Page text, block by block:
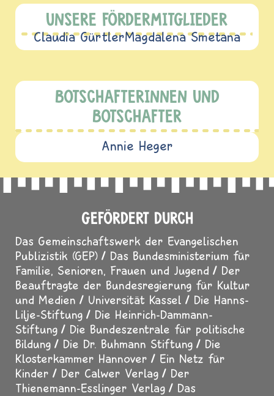
UNSERE FÖRDERMITGLIEDER
Claudia GürtlerMagdalena Smetana
BOTSCHAFTERINNEN UND
BOTSCHAFTER
Annie Heger
GEFÖRDERT DURCH
Das Gemeinschaftswerk der Evangelischen
Publizistik (GEP)
Das Bundesministerium für
Familie, Senioren, Frauen und Jugend
Der
Beauftragte der Bundesregierung für Kultur
und Medien
Universität Kassel
Die Hanns-
Lilje-Stiftung
Die Heinrich-Dammann-
Stiftung
Die Bundeszentrale für politische
Bildung
Die Dr. Buhmann Stiftung
Die
Klosterkammer Hannover
Ein Netz für
Kinder
Der Calwer Verlag
Der
Thienemann-Esslinger Verlag
Das